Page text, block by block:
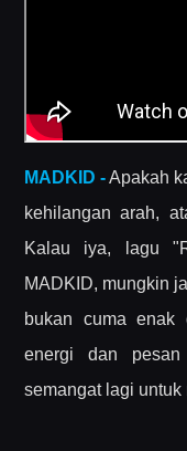
MADKID -Apakah
kehilangan arah,
Kalau iya, lagu
MADKID, mungkin
bukan cuma enak
energi dan
semangat lagi untuk